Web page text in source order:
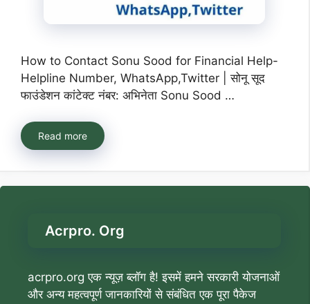
How to Contact Sonu Sood for Financial Help-
Helpline Number, WhatsApp,Twitter | सोनू सूद
फाउंडेशन कांटेक्ट नंबर: अभिनेता Sonu Sood …
Read more
Acrpro. Org
acrpro.org एक न्यूज़ ब्लॉग है! इसमें हमने सरकारी योजनाओं
और अन्य महत्वपूर्ण जानकारियों से संबंधित एक पूरा पैकेज